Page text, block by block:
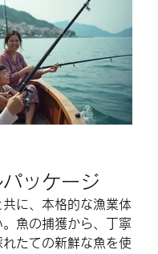
ッケージ
に、本格的な漁業体
魚の捕獲から、丁寧
たての新鮮な魚を使